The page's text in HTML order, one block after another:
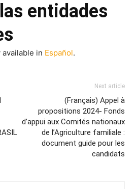
entidades
in Español.
Next article
(Français) Appel à
propositions 2024- Fonds
d’appui aux Comités nationaux
de l’Agriculture familiale :
document guide pour les
candidats